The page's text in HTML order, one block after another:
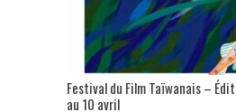
Festival du Film Taïwanais –
au 10 avril